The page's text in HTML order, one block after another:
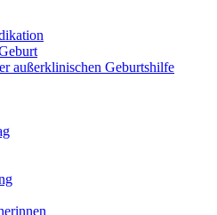
außerklinischen Geburtshilfe